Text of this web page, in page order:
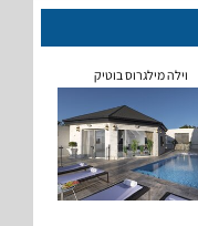
וילה מילגרוס בוטיק